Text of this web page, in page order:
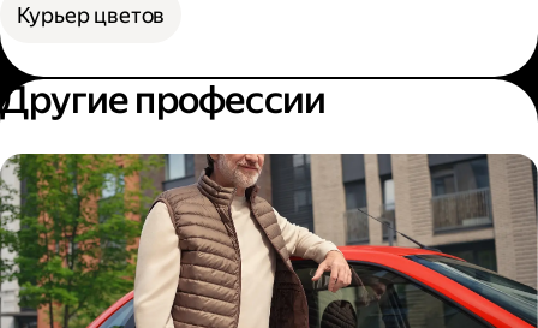
Курьер цветов
Другие профессии